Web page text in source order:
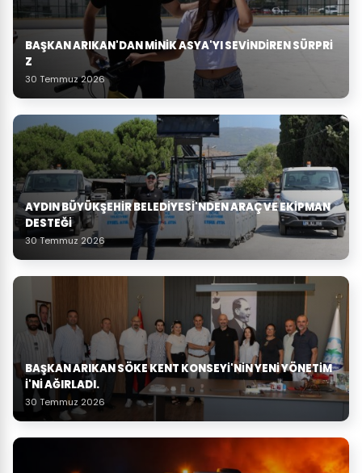
BAŞKAN ARIKAN'DAN MINIK ASYA'YI SEVINDIREN SÜRPRI
Z
30 Temmuz 2026
AYDIN BÜYÜKŞEHIR BELEDIYESI'NDEN ARAÇ VE EKIPMAN
DESTEĞI
30 Temmuz 2026
BAŞKAN ARIKAN SÖKE KENT KONSEYI'NIN YENI YÖNETIM
I'NI AĞIRLADI.
30 Temmuz 2026